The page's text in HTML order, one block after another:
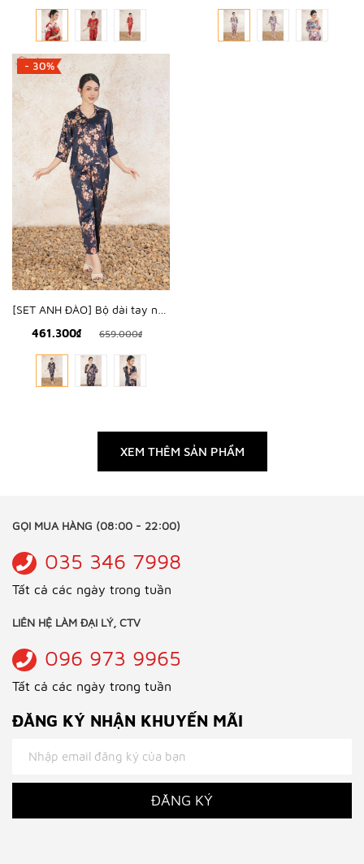
- 30%
461.300₫
659.000₫
XEM THÊM SẢN PHẨM
GỌI MUA HÀNG (08:00 - 22:00)
035 346 7998
Tất cả các ngày trong tuần
LIÊN HỆ LÀM ĐẠI LÝ, CTV
096 973 9965
Tất cả các ngày trong tuần
ĐĂNG KÝ NHẬN KHUYẾN MÃI
ĐĂNG KÝ